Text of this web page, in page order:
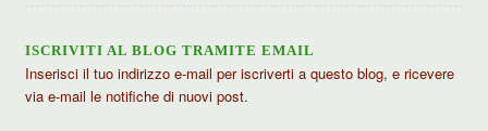
ISCRIVITI AL BLOG TRAMITE EMAIL
Inserisci il tuo indirizzo e-mail per iscriverti a questo blog, e ricevere
via e-mail le notifiche di nuovi post.